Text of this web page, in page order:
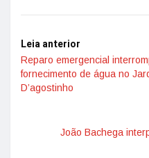
Leia anterior
Reparo emergencial
fornecimento de água no
D’agostinho
João Bachega